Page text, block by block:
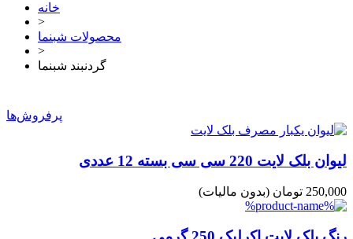
خانه
>
محصولات شبنما
>
گردنبند شبنما
پرفروش‌ها
لیوان بلک لایت 220 سی سی بسته 12 عددی
250,000 تومان (بدون مالیات)